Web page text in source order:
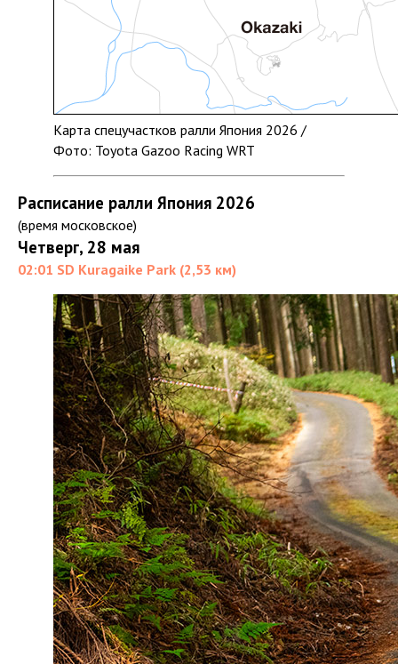
Карта спецучастков ралли Япония 2026 /
Фото: Toyota Gazoo Racing WRT
Расписание ралли Япония 2026
(время московское)
Четверг, 28 мая
02:01 SD Kuragaike Park (2,53 км)